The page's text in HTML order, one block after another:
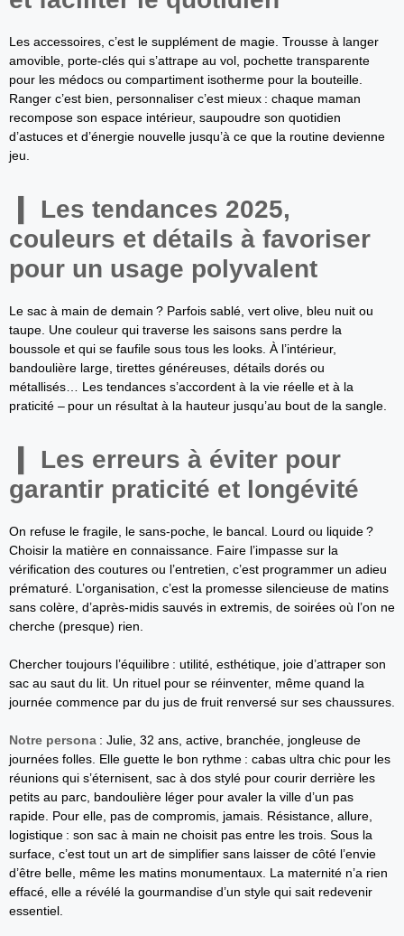
Les accessoires, c’est le supplément de magie. Trousse à langer
amovible, porte-clés qui s’attrape au vol, pochette transparente
pour les médocs ou compartiment isotherme pour la bouteille.
Ranger c’est bien, personnaliser c’est mieux : chaque maman
recompose son espace intérieur, saupoudre son quotidien
d’astuces et d’énergie nouvelle jusqu’à ce que la routine devienne
jeu.
Les tendances 2025,
couleurs et détails à favoriser
pour un usage polyvalent
Le sac à main de demain ? Parfois sablé, vert olive, bleu nuit ou
taupe. Une couleur qui traverse les saisons sans perdre la
boussole et qui se faufile sous tous les looks. À l’intérieur,
bandoulière large, tirettes généreuses, détails dorés ou
métallisés… Les tendances s’accordent à la vie réelle et à la
praticité – pour un résultat à la hauteur jusqu’au bout de la sangle.
Les erreurs à éviter pour
garantir praticité et longévité
On refuse le fragile, le sans-poche, le bancal. Lourd ou liquide ?
Choisir la matière en connaissance. Faire l’impasse sur la
vérification des coutures ou l’entretien, c’est programmer un adieu
prématuré. L’organisation, c’est la promesse silencieuse de matins
sans colère, d’après-midis sauvés in extremis, de soirées où l’on ne
cherche (presque) rien.
Chercher toujours l’équilibre : utilité, esthétique, joie d’attraper son
sac au saut du lit. Un rituel pour se réinventer, même quand la
journée commence par du jus de fruit renversé sur ses chaussures.
Notre persona : Julie, 32 ans, active, branchée, jongleuse de
journées folles. Elle guette le bon rythme : cabas ultra chic pour les
réunions qui s’éternisent, sac à dos stylé pour courir derrière les
petits au parc, bandoulière léger pour avaler la ville d’un pas
rapide. Pour elle, pas de compromis, jamais. Résistance, allure,
logistique : son sac à main ne choisit pas entre les trois. Sous la
surface, c’est tout un art de simplifier sans laisser de côté l’envie
d’être belle, même les matins monumentaux. La maternité n’a rien
effacé, elle a révélé la gourmandise d’un style qui sait redevenir
essentiel.